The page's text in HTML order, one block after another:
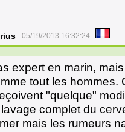
05/19/2013 16:32:24
expert en marin,
tout les hommes.
"quelque"
complet du
mais les rumeurs